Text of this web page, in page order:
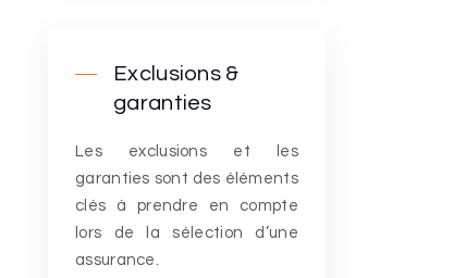
Exclusions &
garanties
Les exclusions et les
garanties sont des éléments
clés à prendre en compte
lors de la sélection d’une
assurance.